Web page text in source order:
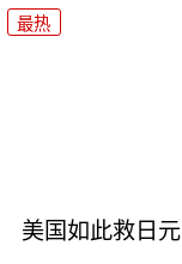
最热
美国如此救日